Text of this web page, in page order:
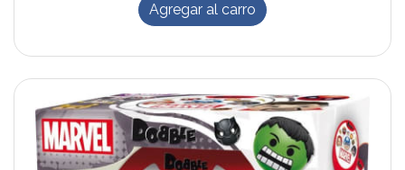
Agregar al carro